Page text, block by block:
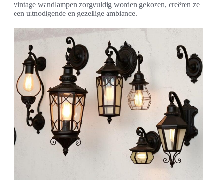
vintage wandlampen zorgvuldig worden gekozen, creëren ze
een uitnodigende en gezellige ambiance.